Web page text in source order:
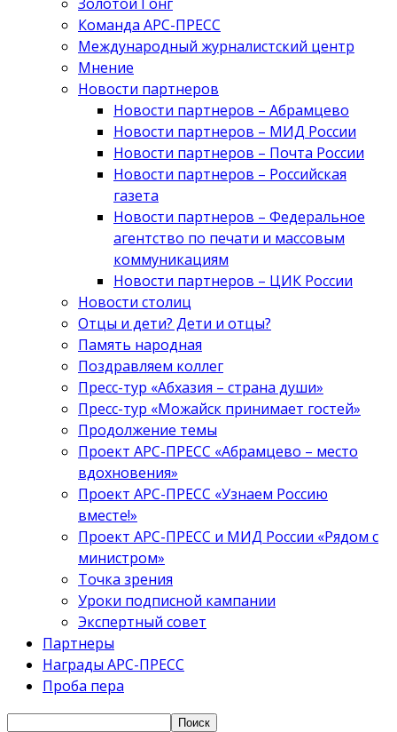
Команда АРС-ПРЕСС
Международный журналистский центр
Мнение
Новости партнеров
Новости партнеров – Абрамцево
Новости партнеров – МИД России
Новости партнеров – Почта России
Новости партнеров – Российская
газета
Новости партнеров – Федеральное
агентство по печати и массовым
коммуникациям
Новости партнеров – ЦИК России
Новости столиц
Отцы и дети? Дети и отцы?
Память народная
Поздравляем коллег
Пресс-тур «Абхазия – страна души»
Пресс-тур «Можайск принимает гостей»
Продолжение темы
Проект АРС-ПРЕСС «Абрамцево – место
вдохновения»
Проект АРС-ПРЕСС «Узнаем Россию
вместе!»
Проект АРС-ПРЕСС и МИД России «Рядом с
министром»
Точка зрения
Уроки подписной кампании
Экспертный совет
Партнеры
Награды АРС-ПРЕСС
Проба пера